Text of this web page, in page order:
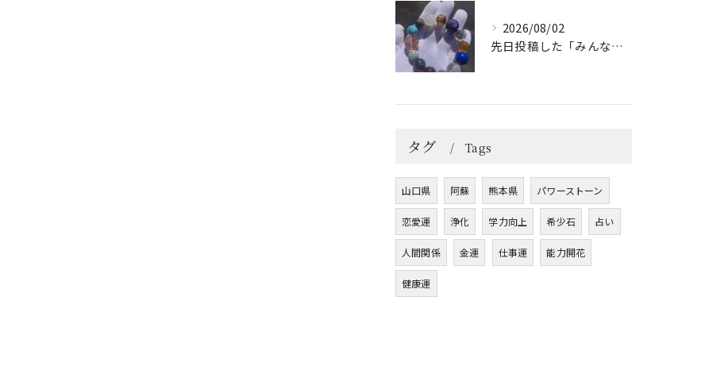
2026/08/02
先日投稿した「みんなを笑顔にしてくれるブレスレット」に
タグ Tags
山口県 阿蘇 熊本県 パワーストーン
恋愛運 浄化 学力向上 希少石 占い
人間関係 金運 仕事運 能力開花
健康運